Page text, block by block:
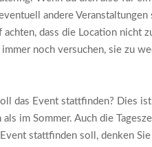
andere
dass die Location nicht
noch versuchen, sie zu
das Event stattfinden? Dies
im Sommer. Auch die
stattfinden soll, denken